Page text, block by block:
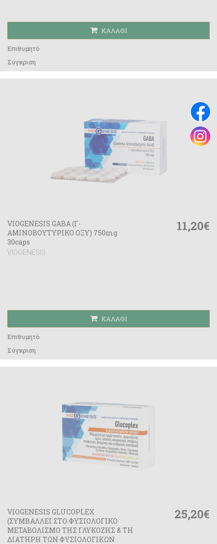
ΚΑΛΆΘΙ
Επιθυμητό
Σύγκριση
VIOGENESIS GABA (Γ-
ΑΜΙΝΟΒΟΥΤΥΡΙΚΟ ΟΞΥ) 750mg
30caps
VIOGENESIS
11,20€
ΚΑΛΆΘΙ
Επιθυμητό
Σύγκριση
VIOGENESIS GLUCOPLEX
(ΣΥΜΒΑΛΛΕΙ ΣΤΟ ΦΥΣΙΟΛΟΓΙΚΟ
ΜΕΤΑΒΟΛΙΣΜΟ ΤΗΣ ΓΛΥΚΟΖΗΣ & ΤΗ
ΔΙΑΤΗΡΗ ΤΩΝ ΦΥΣΙΟΛΟΓΙΚΩΝ
25,20€